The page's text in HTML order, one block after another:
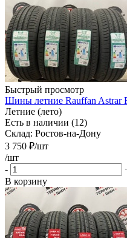
Быстрый просмотр
Шины летние Rauffan Astrar
Летние (лето)
Есть в наличии (12)
Склад: Ростов-на-Дону
3 750 ₽/шт
/шт
-
В корзину